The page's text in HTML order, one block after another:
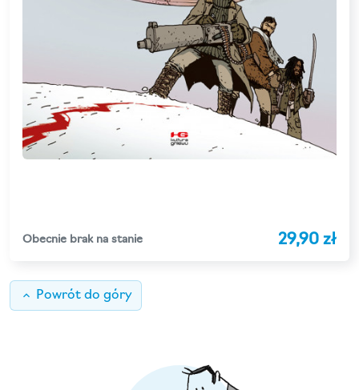
Obecnie brak na stanie 29,90 zł
keyboard_arrow_up Powrót do góry